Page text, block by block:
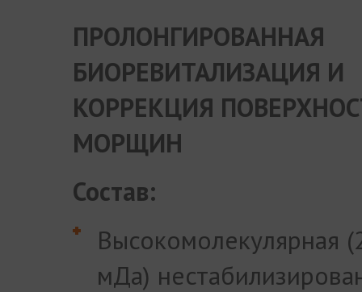
ПРОЛОНГИРОВАННАЯ
БИОРЕВИТАЛИЗАЦИЯ И
КОРРЕКЦИЯ
МОРЩИН
Состав:
Высокомолекулярная
мДа)